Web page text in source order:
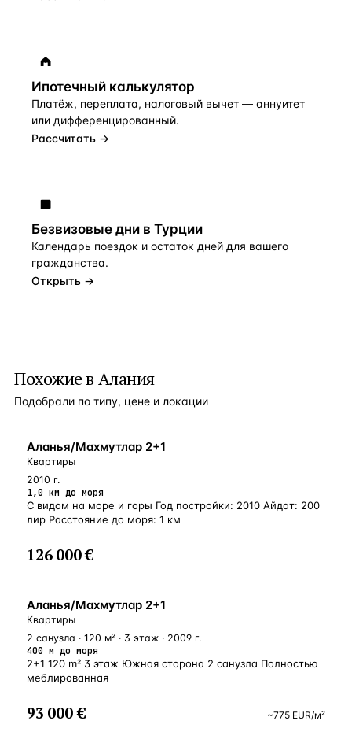
Ипотечный калькулятор
Платёж, переплата, налоговый вычет — аннуитет
или дифференцированный.
Рассчитать →
Безвизовые дни в Турции
Календарь поездок и остаток дней для вашего
гражданства.
Открыть →
Похожие в Алания
Подобрали по типу, цене и локации
БЛИЗКО К МОРЮ
Аланья/Махмутлар 2+1
Квартиры
2010 г.
1,0 км до моря
С видом на море и горы Год постройки: 2010 Айдат: 200
лир Расстояние до моря: 1 км
126 000 €
У МОРЯ
Аланья/Махмутлар 2+1
Квартиры
2 санузла · 120 м² · 3 этаж · 2009 г.
400 м до моря
2+1 120 m² 3 этаж Южная сторона 2 санузла Полностью
меблированная
93 000 € ~775 EUR/м²